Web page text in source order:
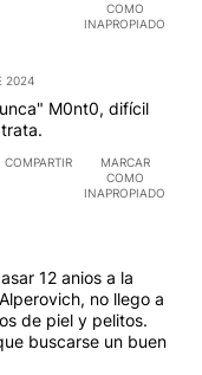
COMO
INAPROPIADO
2024
M0nt0, difícil
COMPARTIR
MARCAR
COMO
INAPROPIADO
12 anios a la
no llego a
de piel y pelitos.
buscarse un buen